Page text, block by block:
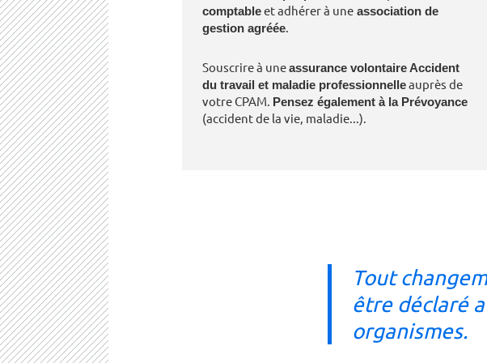
comptableet adhérer à uneassociation de
gestion agréée.
Souscrire à uneassurance volontaire Accident
du travail et maladie professionnelleauprès de
votre CPAM. Pensez également à la Prévoyance
(accident de la vie, maladie...).
Tout
être déclaré
organismes.